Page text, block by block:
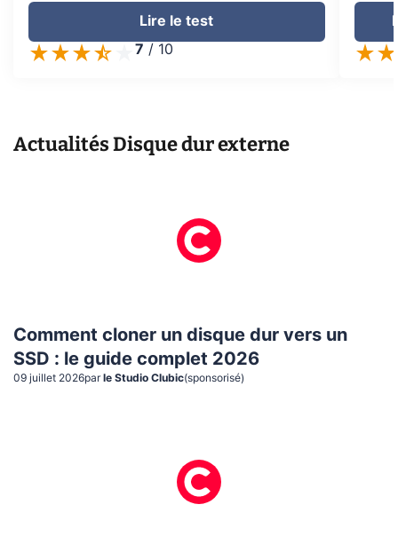
Lire le test
7 / 10
ActualitésDisque dur externe
Comment cloner un disque dur vers un
SSD : le guide complet 2026
09 juillet 2026par le Studio Clubic(sponsorisé)